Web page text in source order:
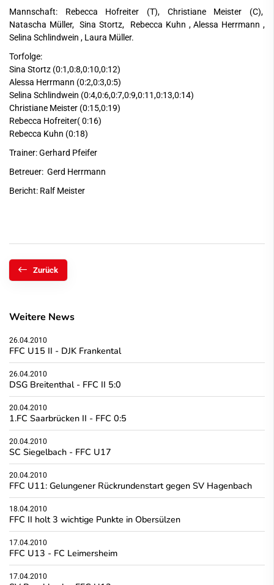
Mannschaft: Rebecca Hofreiter (T), Christiane Meister (C),
Natascha Müller, Sina Stortz, Rebecca Kuhn , Alessa Herrmann ,
Selina Schlindwein , Laura Müller.
Torfolge:
Sina Stortz (0:1,0:8,0:10,0:12)
Alessa Herrmann (0:2,0:3,0:5)
Selina Schlindwein (0:4,0:6,0:7,0:9,0:11,0:13,0:14)
Christiane Meister (0:15,0:19)
Rebecca Hofreiter( 0:16)
Rebecca Kuhn (0:18)
Trainer: Gerhard Pfeifer
Betreuer: Gerd Herrmann
Bericht: Ralf Meister
Zurück
Weitere News
26.04.2010
FFC U15 II - DJK Frankental
26.04.2010
DSG Breitenthal - FFC II 5:0
20.04.2010
1.FC Saarbrücken II - FFC 0:5
20.04.2010
SC Siegelbach - FFC U17
20.04.2010
FFC U11: Gelungener Rückrundenstart gegen SV Hagenbach
18.04.2010
FFC II holt 3 wichtige Punkte in Obersülzen
17.04.2010
FFC U13 - FC Leimersheim
17.04.2010